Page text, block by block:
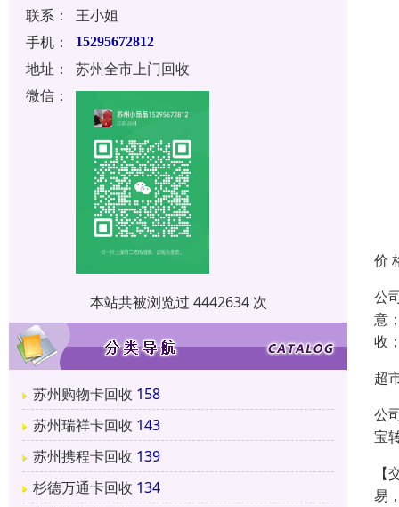
联系：
王小姐
手机：
15295672812
地址：
苏州全市上门回收
微信：
本站共被浏览过 4442634 次
苏州购物卡回收 158
苏州瑞祥卡回收 143
苏州携程卡回收 139
杉德万通卡回收 134
价
公
意
收
超
公
宝
易